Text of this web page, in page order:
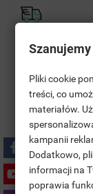
Polityka
Zasady
MOJE
((TITLE))
((LABEL))
SIE MÜSSEN
Pliki cookie
treści, co
materiałów.
kampanii
Dodatkowo,
informacji na
poprawia